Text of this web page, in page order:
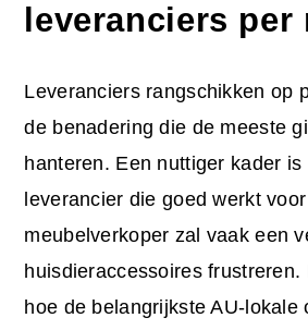
leveranciers per
Leveranciers rangschikken op
de benadering die de meeste
hanteren. Een nuttiger kader
leverancier die goed werkt
meubelverkoper zal vaak een
huisdieraccessoires frustreren.
hoe de belangrijkste AU-lokale